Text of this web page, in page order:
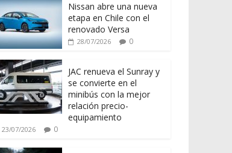
Nissan abre una nueva
etapa en Chile con el
renovado Versa
28/07/2026 0
JAC renueva el Sunray y
se convierte en el
minibús con la mejor
relación precio-
equipamiento
23/07/2026 0